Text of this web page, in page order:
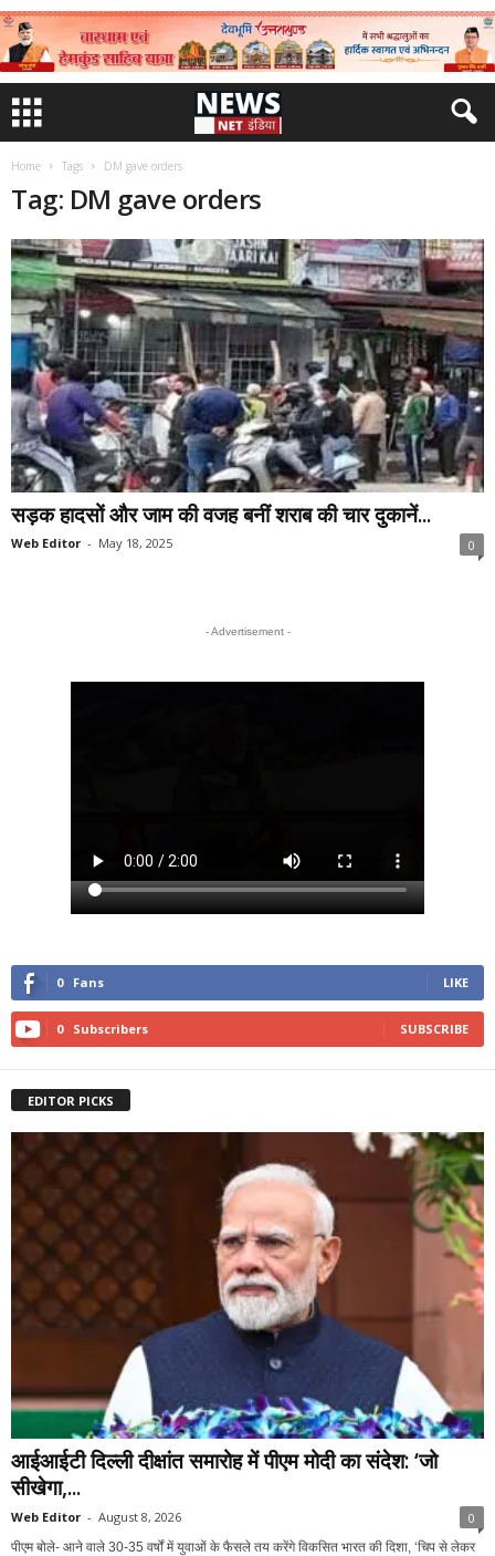
Home Tags DM gave orders
Tag: DM gave orders
सड़क हादसों और जाम की वजह बनीं शराब की चार दुकानें...
Web Editor - May 18, 2025 0
- Advertisement -
0 Fans LIKE
0 Subscribers SUBSCRIBE
EDITOR PICKS
आईआईटी दिल्ली दीक्षांत समारोह में पीएम मोदी का संदेश: ‘जो
सीखेगा,...
Web Editor - August 8, 2026 0
पीएम बोले- आने वाले 30-35 वर्षों में युवाओं के फैसले तय करेंगे विकसित भारत की दिशा, ‘चिप से लेकर